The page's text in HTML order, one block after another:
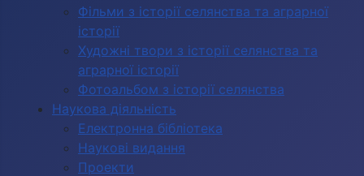
Фільми з історії селянства та аграрної
історії
Художні твори з історії селянства та
аграрної історії
Фотоальбом з історії селянства
Наукова діяльність
Електронна бібліотека
Наукові видання
Проекти